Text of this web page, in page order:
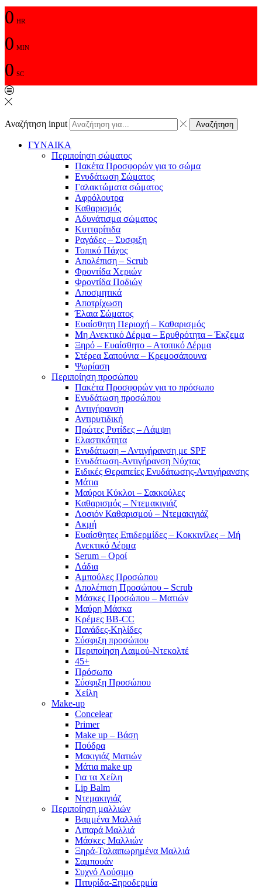
0 HR
0 MIN
0 SC
Αναζήτηση input Αναζήτηση
ΓΥΝΑΙΚΑ
Περιποίηση σώματος
Πακέτα Προσφορών για το σώμα
Ενυδάτωση Σώματος
Γαλακτώματα σώματος
Αφρόλουτρα
Καθαρισμός
Αδυνάτισμα σώματος
Κυτταρίτιδα
Ραγάδες – Συσφιξη
Τοπικό Πάχος
Απολέπιση – Scrub
Φροντίδα Χεριών
Φροντίδα Ποδιών
Αποσμητικά
Αποτρίχωση
Έλαια Σώματος
Ευαίσθητη Περιοχή – Καθαρισμός
Μη Ανεκτικό Δέρμα – Ερυθρότητα – Έκζεμα
Ξηρό – Ευαίσθητο – Ατοπικό Δέρμα
Στέρεα Σαπούνια – Κρεμοσάπουνα
Ψωρίαση
Περιποίηση προσώπου
Πακέτα Προσφορών για το πρόσωπο
Ενυδάτωση προσώπου
Αντιγήρανση
Αντιρυτιδική
Πρώτες Ρυτίδες – Λάμψη
Ελαστικότητα
Ενυδάτωση – Αντιγήρανση με SPF
Ενυδάτωση-Αντιγήρανση Νύχτας
Ειδικές Θεραπείες Ενυδάτωσης-Αντιγήρανσης
Μάτια
Μαύροι Κύκλοι – Σακκούλες
Καθαρισμός – Ντεμακιγιάζ
Λοσιόν Καθαρισμού – Ντεμακιγιάζ
Ακμή
Ευαίσθητες Επιδερμίδες – Κοκκινίλες – Μή
Ανεκτικό Δέρμα
Serum – Οροί
Λάδια
Αμπούλες Προσώπου
Απολέπιση Προσώπου – Scrub
Μάσκες Προσώπου – Ματιών
Μαύρη Μάσκα
Κρέμες BB-CC
Πανάδες-Κηλίδες
Σύσφιξη προσώπου
Περιποίηση Λαιμού-Ντεκολτέ
45+
Πρόσωπο
Σύσφιξη Προσώπου
Χείλη
Make-up
Concelear
Primer
Make up – Βάση
Πούδρα
Μακιγιάζ Ματιών
Μάτια make up
Για τα Χείλη
Lip Balm
Ντεμακιγιάζ
Περιποίηση μαλλιών
Βαμμένα Μαλλιά
Λιπαρά Μαλλιά
Μάσκες Μαλλιών
Ξηρά-Ταλαιπωρημένα Μαλλιά
Σαμπουάν
Συχνό Λούσιμο
Πιτυρίδα-Ξηροδερμία